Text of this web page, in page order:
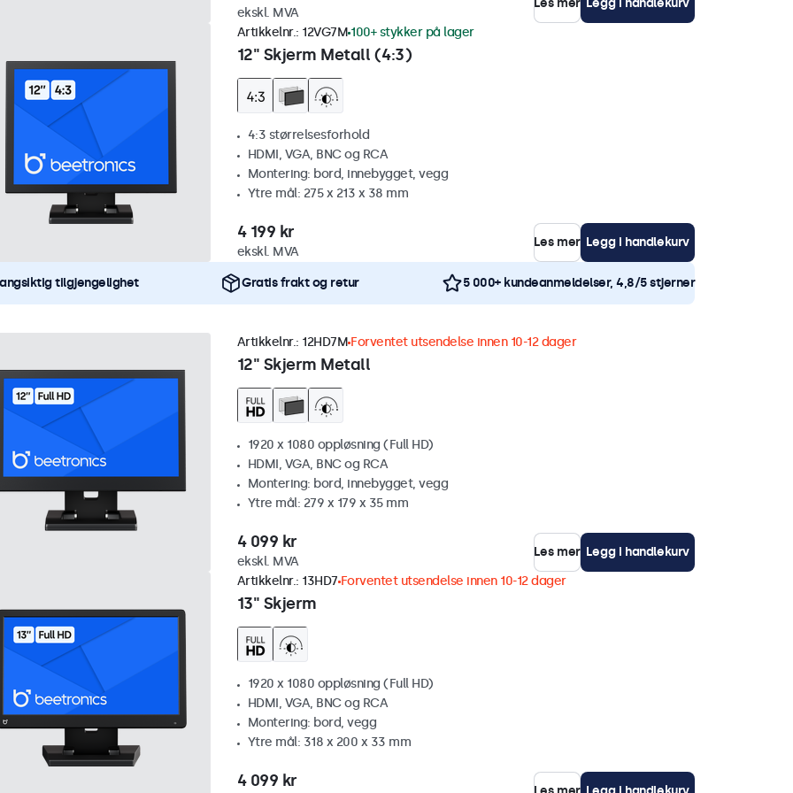
ekskl. MVA
Les mer Legg i handlekurv
12" Skjerm Metall (4:3)
Artikkelnr.: 12VG7M 100+ stykker på lager
4:3 størrelsesforhold
HDMI, VGA, BNC og RCA
Montering: bord, innebygget, vegg
Ytre mål: 275 x 213 x 38 mm
4 199 kr
ekskl. MVA
Les mer Legg i handlekurv
tilgjengelighet Gratis frakt og retur 5 000+ kundeanmeldelser, 4,8/5 stjerner
12" Skjerm Metall
Artikkelnr.: 12HD7M Forventet utsendelse innen 10-12 dager
1920 x 1080 oppløsning (Full HD)
HDMI, VGA, BNC og RCA
Montering: bord, innebygget, vegg
Ytre mål: 279 x 179 x 35 mm
4 099 kr
ekskl. MVA
Les mer Legg i handlekurv
13" Skjerm
Artikkelnr.: 13HD7 Forventet utsendelse innen 10-12 dager
1920 x 1080 oppløsning (Full HD)
HDMI, VGA, BNC og RCA
Montering: bord, vegg
Ytre mål: 318 x 200 x 33 mm
4 099 kr